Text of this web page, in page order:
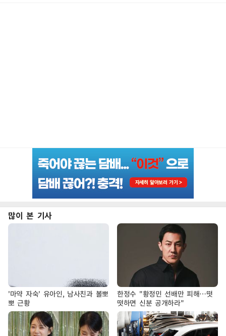
많이 본 기사
'마약 자숙' 유아인, 남사친과 볼뽀
뽀 근황
한정수 "황정민 선배만 피해…떳
떳하면 신분 공개하라"